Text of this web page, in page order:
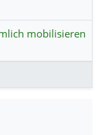
mobilisieren